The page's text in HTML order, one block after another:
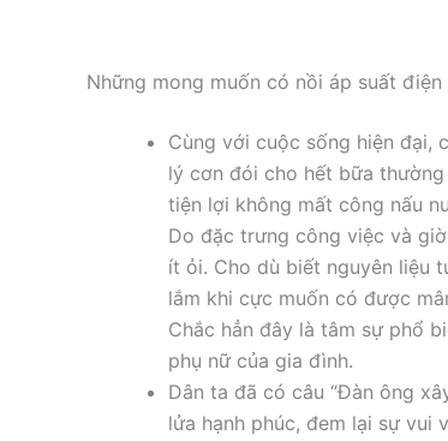
Những mong muốn có nồi áp suất
Cùng với cuộc sống hiện đại,
lý cơn đói cho hết bữa
tiện lợi không mất công nấu
Do đặc trưng công việc và
ít ỏi. Cho dù biết nguyên liệu
lắm khi cực muốn có được
Chắc hẳn đây là tâm sự phổ
phụ nữ của gia đình.
Dân ta đã có câu “Đàn ông
lửa hạnh phúc, đem lại sự vui